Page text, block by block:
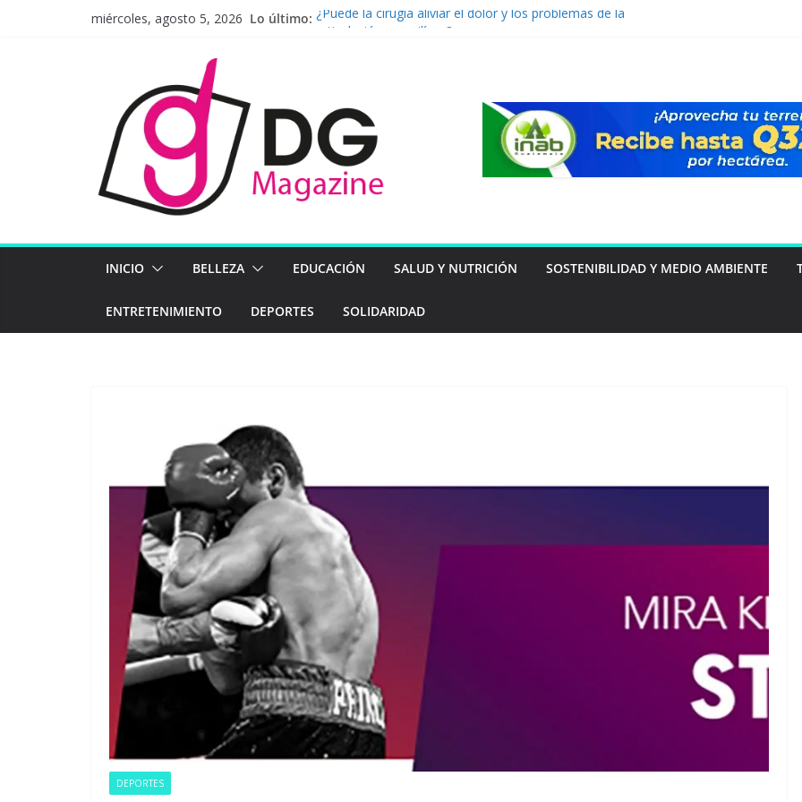
miércoles, agosto 5, 2026 Lo último: ¿Puede la cirugía aliviar el dolor y los problemas de la
Mapfre en el primer semestre de 2026
Henkel se prepara para celebrar sus 150 años con una visión
firme hacia el futuro
Agosto en Plaza Magdalena: cultura, sabor y experiencias
para toda la familia
INICIO BELLEZA EDUCACIÓN SALUD Y NUTRICIÓN SOSTENIBILIDAD Y MEDIO AMBIENTE
ENTRETENIMIENTO DEPORTES SOLIDARIDAD
DEPORTES
Agosto en Plaza